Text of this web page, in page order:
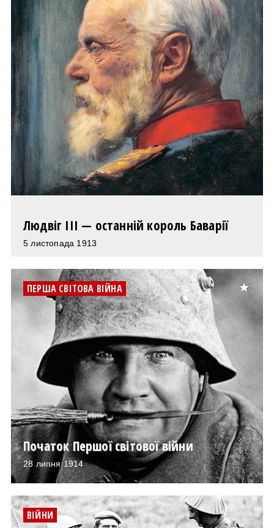
Людвіг III — останній король Баварії
5 листопада 1913
ПЕРША СВІТОВА ВІЙНА
Початок Першої світової війни
28 липня 1914
ВІЙНИ